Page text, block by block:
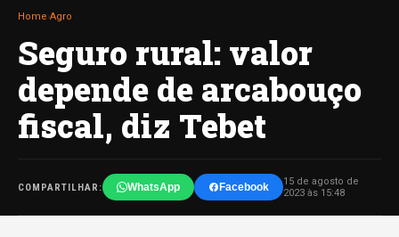
Home Agro
Seguro rural: valor
depende de arcabouço
fiscal, diz Tebet
COMPARTILHAR: WhatsApp Facebook
15 de agosto de
2023 às 15:48